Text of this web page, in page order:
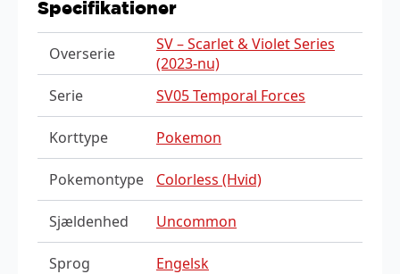
Specifikationer
Overserie
SV – Scarlet & Violet Series
(2023-nu)
Serie
SV05 Temporal Forces
Korttype Pokemon
Pokemontype Colorless (Hvid)
Sjældenhed Uncommon
Sprog Engelsk